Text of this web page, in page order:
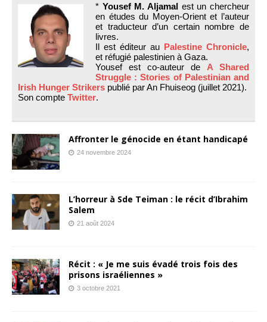
* Yousef M. Aljamal est un chercheur
en études du Moyen-Orient et l’auteur
et traducteur d’un certain nombre de
livres.
Il est éditeur au Palestine Chronicle,
et réfugié palestinien à Gaza.
Yousef est co-auteur de A Shared
Struggle : Stories of Palestinian and
Irish Hunger Strikers publié par An Fhuiseog (juillet 2021).
Son compte Twitter.
Affronter le génocide en étant handicapé
24 novembre 2024
L’horreur à Sde Teiman : le récit d’Ibrahim
Salem
21 août 2024
Récit : « Je me suis évadé trois fois des
prisons israéliennes »
3 octobre 2021